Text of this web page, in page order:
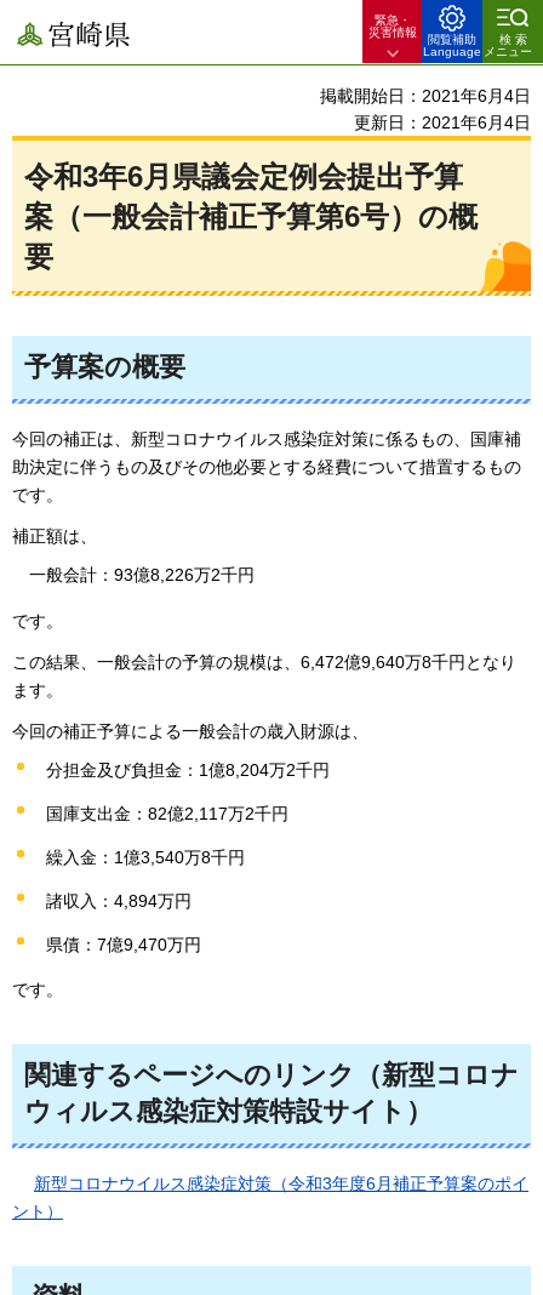
宮崎県
緊急・
災害情報
閲覧補助
Language
検索
メニュー
掲載開始日：2021年6月4日
更新日：2021年6月4日
令和3年6月県議会定例会提出予算
案（一般会計補正予算第6号）の概
要
予算案の概要
今回の補正は、新型コロナウイルス感染症対策に係るもの、国庫補
助決定に伴うもの及びその他必要とする経費について措置するもの
です。
補正額は、
一般会計：93億8,226万2千円
です。
この結果、一般会計の予算の規模は、6,472億9,640万8千円となり
ます。
今回の補正予算による一般会計の歳入財源は、
分担金及び負担金：1億8,204万2千円
国庫支出金：82億2,117万2千円
繰入金：1億3,540万8千円
諸収入：4,894万円
県債：7億9,470万円
です。
関連するページへのリンク（新型コロナ
ウィルス感染症対策特設サイト）
新型コロナウイルス感染症対策（令和3年度6月補正予算案のポイ
ント）